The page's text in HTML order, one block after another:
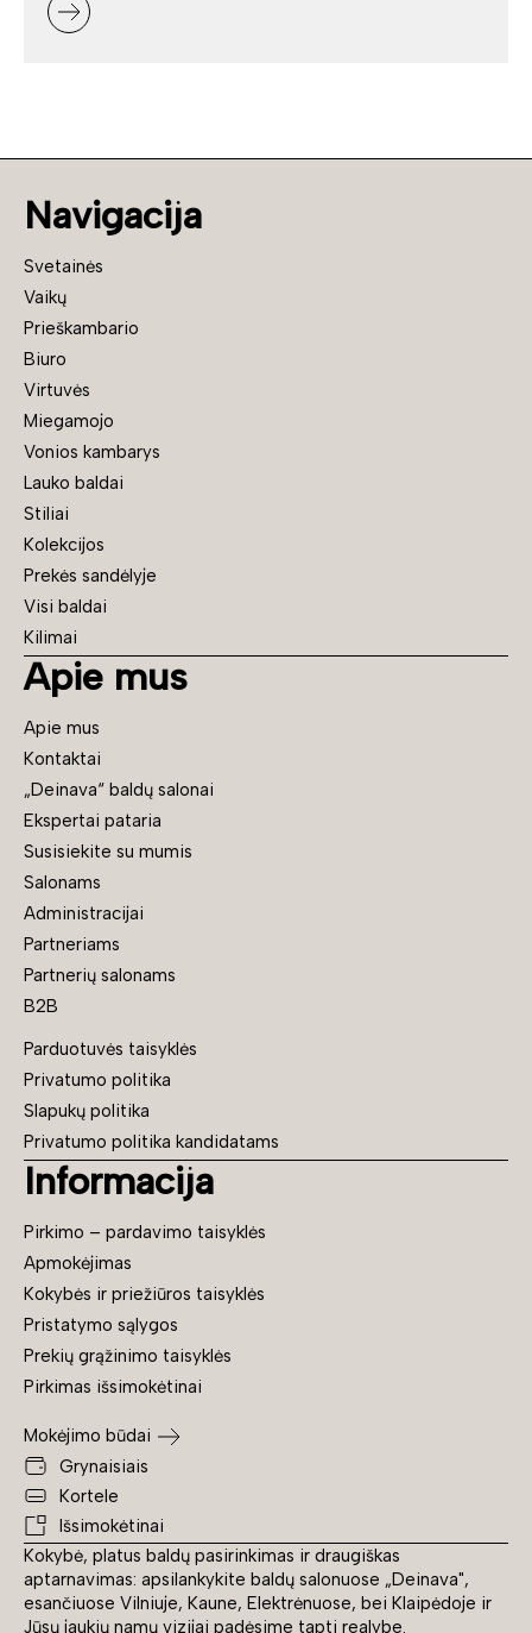
Kokybė, platus baldų pasirinkimas ir draugiškas
aptarnavimas: apsilankykite baldų salonuose „Deinava",
esančiuose Vilniuje, Kaune, Elektrėnuose, bei Klaipėdoje ir
Jūsų jaukių namų vizijai padėsime tapti realybe.
Navigacija
Svetainės
Vaikų
Prieškambario
Biuro
Virtuvės
Miegamojo
Vonios kambarys
Lauko baldai
Stiliai
Kolekcijos
Prekės sandėlyje
Visi baldai
Kilimai
Apie mus
Apie mus
Kontaktai
„Deinava“ baldų salonai
Ekspertai pataria
Susisiekite su mumis
Salonams
Administracijai
Partneriams
Partnerių salonams
B2B
Parduotuvės taisyklės
Privatumo politika
Slapukų politika
Privatumo politika kandidatams
Informacija
Pirkimo – pardavimo taisyklės
Apmokėjimas
Kokybės ir priežiūros taisyklės
Pristatymo sąlygos
Prekių grąžinimo taisyklės
Pirkimas išsimokėtinai
Mokėjimo būdai
Grynaisiais
Kortele
Išsimokėtinai